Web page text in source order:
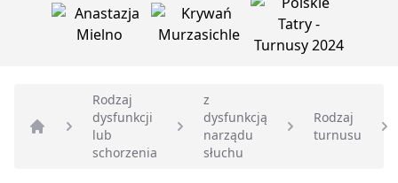
Strona główna
Rodzaj
dysfunkcji
lub
schorzenia
z
dysfunkcją
narządu
słuchu
Rodzaj
turnusu